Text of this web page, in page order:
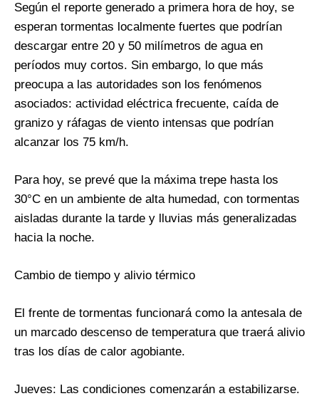
Según el reporte generado a primera hora de hoy, se
esperan tormentas localmente fuertes que podrían
descargar entre 20 y 50 milímetros de agua en
períodos muy cortos. Sin embargo, lo que más
preocupa a las autoridades son los fenómenos
asociados: actividad eléctrica frecuente, caída de
granizo y ráfagas de viento intensas que podrían
alcanzar los 75 km/h.
Para hoy, se prevé que la máxima trepe hasta los
30°C en un ambiente de alta humedad, con tormentas
aisladas durante la tarde y lluvias más generalizadas
hacia la noche.
Cambio de tiempo y alivio térmico
El frente de tormentas funcionará como la antesala de
un marcado descenso de temperatura que traerá alivio
tras los días de calor agobiante.
Jueves: Las condiciones comenzarán a estabilizarse.